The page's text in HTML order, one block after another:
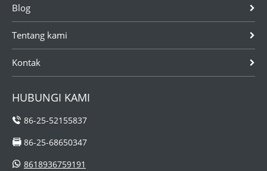
Blog
Tentang kami
Kontak
HUBUNGI KAMI
86-25-52155837
86-25-68650347
8618936759191